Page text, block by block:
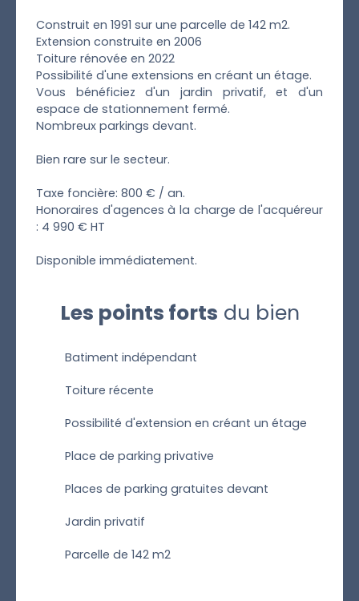
Construit en 1991 sur une parcelle de 142 m2.
Extension construite en 2006
Toiture rénovée en 2022
Possibilité d'une extensions en créant un étage.
Vous bénéficiez d'un jardin privatif, et d'un
espace de stationnement fermé.
Nombreux parkings devant.
Bien rare sur le secteur.
Taxe foncière: 800 € / an.
Honoraires d'agences à la charge de l'acquéreur
: 4 990 € HT
Disponible immédiatement.
Les points forts du bien
Batiment indépendant
Toiture récente
Possibilité d'extension en créant un étage
Place de parking privative
Places de parking gratuites devant
Jardin privatif
Parcelle de 142 m2